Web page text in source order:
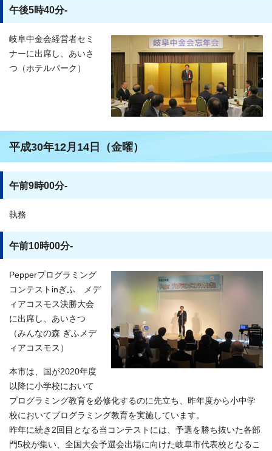
午後5時40分-
岐阜中金会経営者セミ
ナーに出席し、あいさ
つ（ホテルパーク）
平成30年12月14日（金曜）
午前9時00分-
執務
午前10時00分-
Pepperプログラミング
コンテストinぎふ メデ
ィアコスモス決勝大会
に出席し、あいさつ
（みんなの森 ぎふメデ
ィアコスモス）
本市は、国が2020年度
以降に小学校において
プログラミング教育を必修化するのに先立ち、昨年度から小中学
校においてプログラミング教育を実施しています。
昨年に続き2回目となる当コンテストには、予選を勝ち抜いた各部
門5校が集い、全国大会予選会出場に向けた岐阜市代表校となるこ